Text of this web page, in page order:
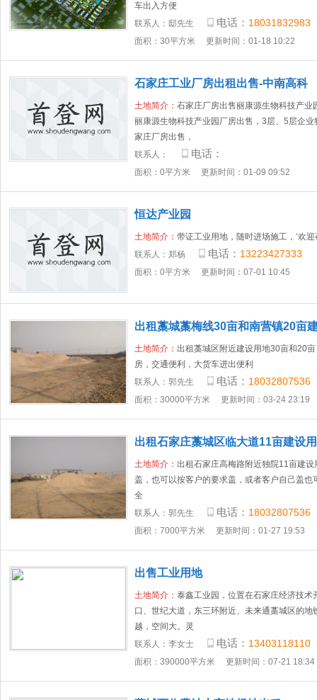
车出入方便
联系人： 邸先生 电话： 18031832983
面积：30平方米 更新时间：01-18 10:22
石家庄工业厂房出租出售-中南高科
土地简介： 石家庄厂房出售丽康源生物科技产业
丽康源生物科技产业园厂房出售，3层、5层企
家庄厂房出售，
联系人：
电话：
面积：0平方米 更新时间：01-09 09:52
恒达产业园
土地简介： 带证工业用地，随时进场施工，‘欢
联系人： 郑杨 电话： 13223427333
面积：0平方米 更新时间：07-01 10:45
出租藁城藁梅线30亩和南营镇20亩
土地简介： 出租藁城区附近建设用地30亩和20
房，交通便利，大货车进出便利
联系人： 郭先生 电话： 18032807536
面积：30000平方米 更新时间：03-24 23:19
出租石家庄藁城区临大道11亩建设
土地简介： 出租石家庄高梅路附近独院11亩建
盖，也可以按客户的要求盖，或者客户自己盖也
全
联系人： 郭先生 电话： 18032807536
面积：7000平方米 更新时间：01-27 19:53
出售工业用地
土地简介： 泰鑫工业园，位置在石家庄经济技术
口、世纪大道，东三环附近、未来通藁城区的地
越，空间大。灵
联系人： 李女士 电话： 13403118110
面积：390000平方米 更新时间：07-21 18:34